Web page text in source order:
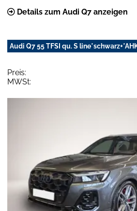
Details zum Audi Q7 anzeigen
Audi Q7 55 TFSI qu. S
Preis:
MWSt: